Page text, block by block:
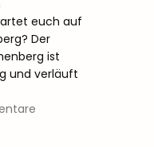
euch auf
Der
ist
und verläuft